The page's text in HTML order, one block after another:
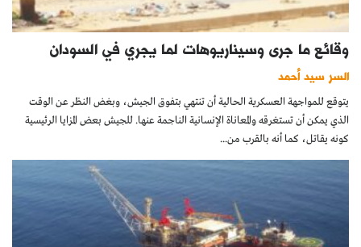
وقائع ما جرى وسيناريوهات لما يجري في السودان
السر سيد أحمد
يتوقع للمواجهة العسكرية الحالية أن تنتهي بتفوق الجيش، وبغض النظر عن الوقت
الذي يمكن أن تستغرقه والمعاناة الإنسانية الناجمة عنها. للجيش بعض المزايا الرئيسية
كونه يقاتل، كما أنه بالقرب من...